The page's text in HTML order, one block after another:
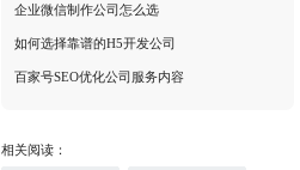
企业微信制作公司怎么选
如何选择靠谱的H5开发公司
百家号SEO优化公司服务内容
相关阅读：